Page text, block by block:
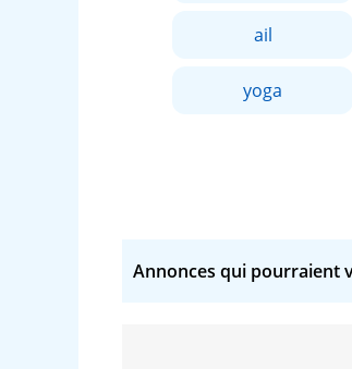
ail
yoga
Annonces qui pourraient